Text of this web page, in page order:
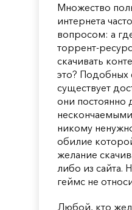
Множество
интернета
вопросом: а
торрент-
скачивать
это? Подобных
существует
они постоянно
никому
обилие
желание
либо из сайта.
геймс не
Любой, кто